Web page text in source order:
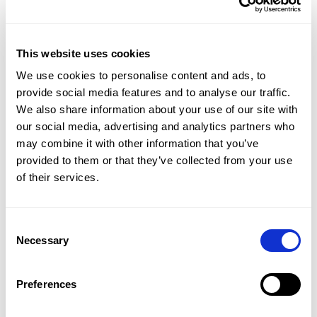
This website uses cookies
We use cookies to personalise content and ads, to
provide social media features and to analyse our traffic.
We also share information about your use of our site with
our social media, advertising and analytics partners who
may combine it with other information that you’ve
provided to them or that they’ve collected from your use
of their services.
Selection
Necessary
Preferences
Reflektieren genauso wichtig sind wie Verwaltung
die Qualität fördert, anstatt einen Zeitraum
Stellen Sie sich vor, jedes Assessment würde zu
einer Erkenntnisquelle werden: Für die
Studierenden — „Wo stehe ich jetzt, was
beherrsche ich bereits und was ist mein nächster
Schritt?“ Für Lehrer — „Welche Muster sehe ich in
meiner Gruppe und wie kann ich den Unterricht
der nächsten Woche anpassen?“ Für
Wenn wir beginnen, die Bewertung auf diese
grundlegend. Es ist nicht mehr nur ein
Bewertungsinstrument, sondern ein Instrument zur